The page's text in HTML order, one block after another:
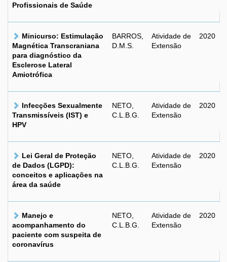
Profissionais de Saúde
Minicurso: Estimulação
Magnética Transcraniana
para diagnóstico da
Esclerose Lateral
Amiotrófica
BARROS,
D.M.S.
Atividade de
Extensão
2020
Infecções Sexualmente
Transmissíveis (IST) e
HPV
NETO,
C.L.B.G.
Atividade de
Extensão
2020
Lei Geral de Proteção
de Dados (LGPD):
conceitos e aplicações na
área da saúde
NETO,
C.L.B.G.
Atividade de
Extensão
2020
Manejo e
acompanhamento do
paciente com suspeita de
coronavírus
NETO,
C.L.B.G.
Atividade de
Extensão
2020